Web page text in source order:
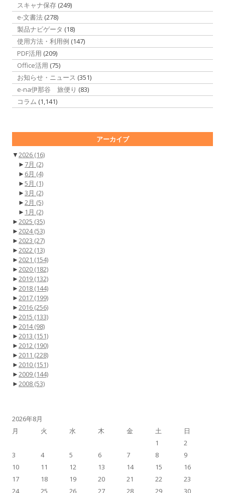
スキャナ保存 (249)
e-文書法 (278)
製品ナビゲータ (18)
使用方法・利用例 (147)
PDF活用 (209)
Office活用 (75)
お知らせ・ニュース (351)
e-na伊那谷 旅便り (83)
コラム (1,141)
アーカイブ
▼2026 (16)
► 7月 (2)
► 6月 (4)
►5月 (1)
►3月 (2)
►2月 (5)
► 1月 (2)
►2025 (35)
►2024(53)
►2023 (27)
►2022 (13)
►2021 (154)
►2020 (182)
►2019 (132)
►2018 (144)
►2017 (199)
►2016 (256)
►2015 (133)
►2014(98)
►2013 (151)
►2012 (190)
►2011 (228)
►2010 (151)
►2009 (144)
►2008 (53)
2026年8月
月
火 水 木 金 土
日
1
2
3
4 5 6 7 8
9
10
11 12 13 14 15
16
17
18 19 20 21 22
23
24
25 26 27 28 29 30